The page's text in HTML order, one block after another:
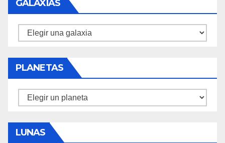
GALAXIAS
Galaxias
PLANETAS
Planetas
LUNAS